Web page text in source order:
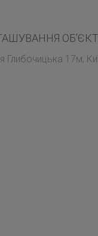
Глибочицька 17м,